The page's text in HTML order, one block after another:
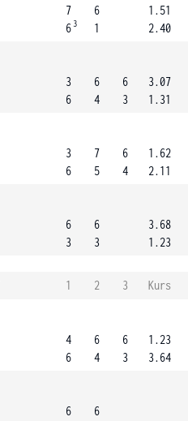
7
6 3
6
1
1.51
2.40
3
6
6
4
6
3
3.07
1.31
3
6
7
5
6
4
1.62
2.11
6
3
6
3
3.68
1.23
1 2 3
Kurs
4
6
6
4
6
3
1.23
3.64
6
6